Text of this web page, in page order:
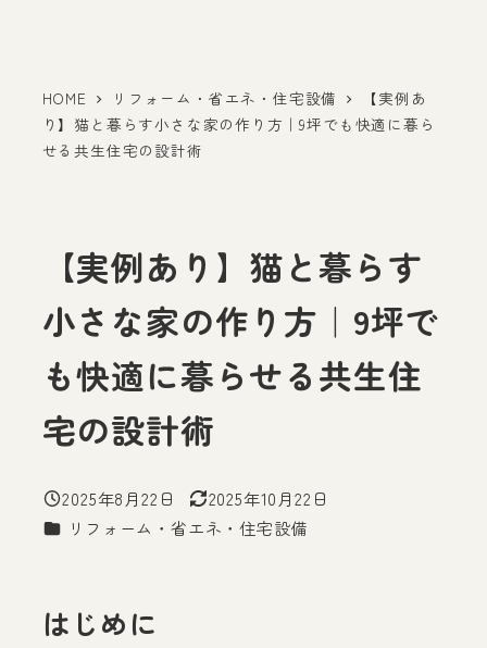
HOME リフォーム・省エネ・住宅設備
【実例あ
り】猫と暮らす小さな家の作り方｜9坪でも快適に暮ら
せる共生住宅の設計術
【実例あり】猫と暮らす
小さな家の作り方｜9坪で
も快適に暮らせる共生住
宅の設計術
投稿日
2025年8月22日
更新日
2025年10月22日
カテゴリー
リフォーム・省エネ・住宅設備
はじめに